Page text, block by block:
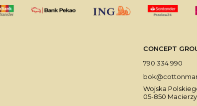
CONCEPT
790 334 990
Wojska
05-850